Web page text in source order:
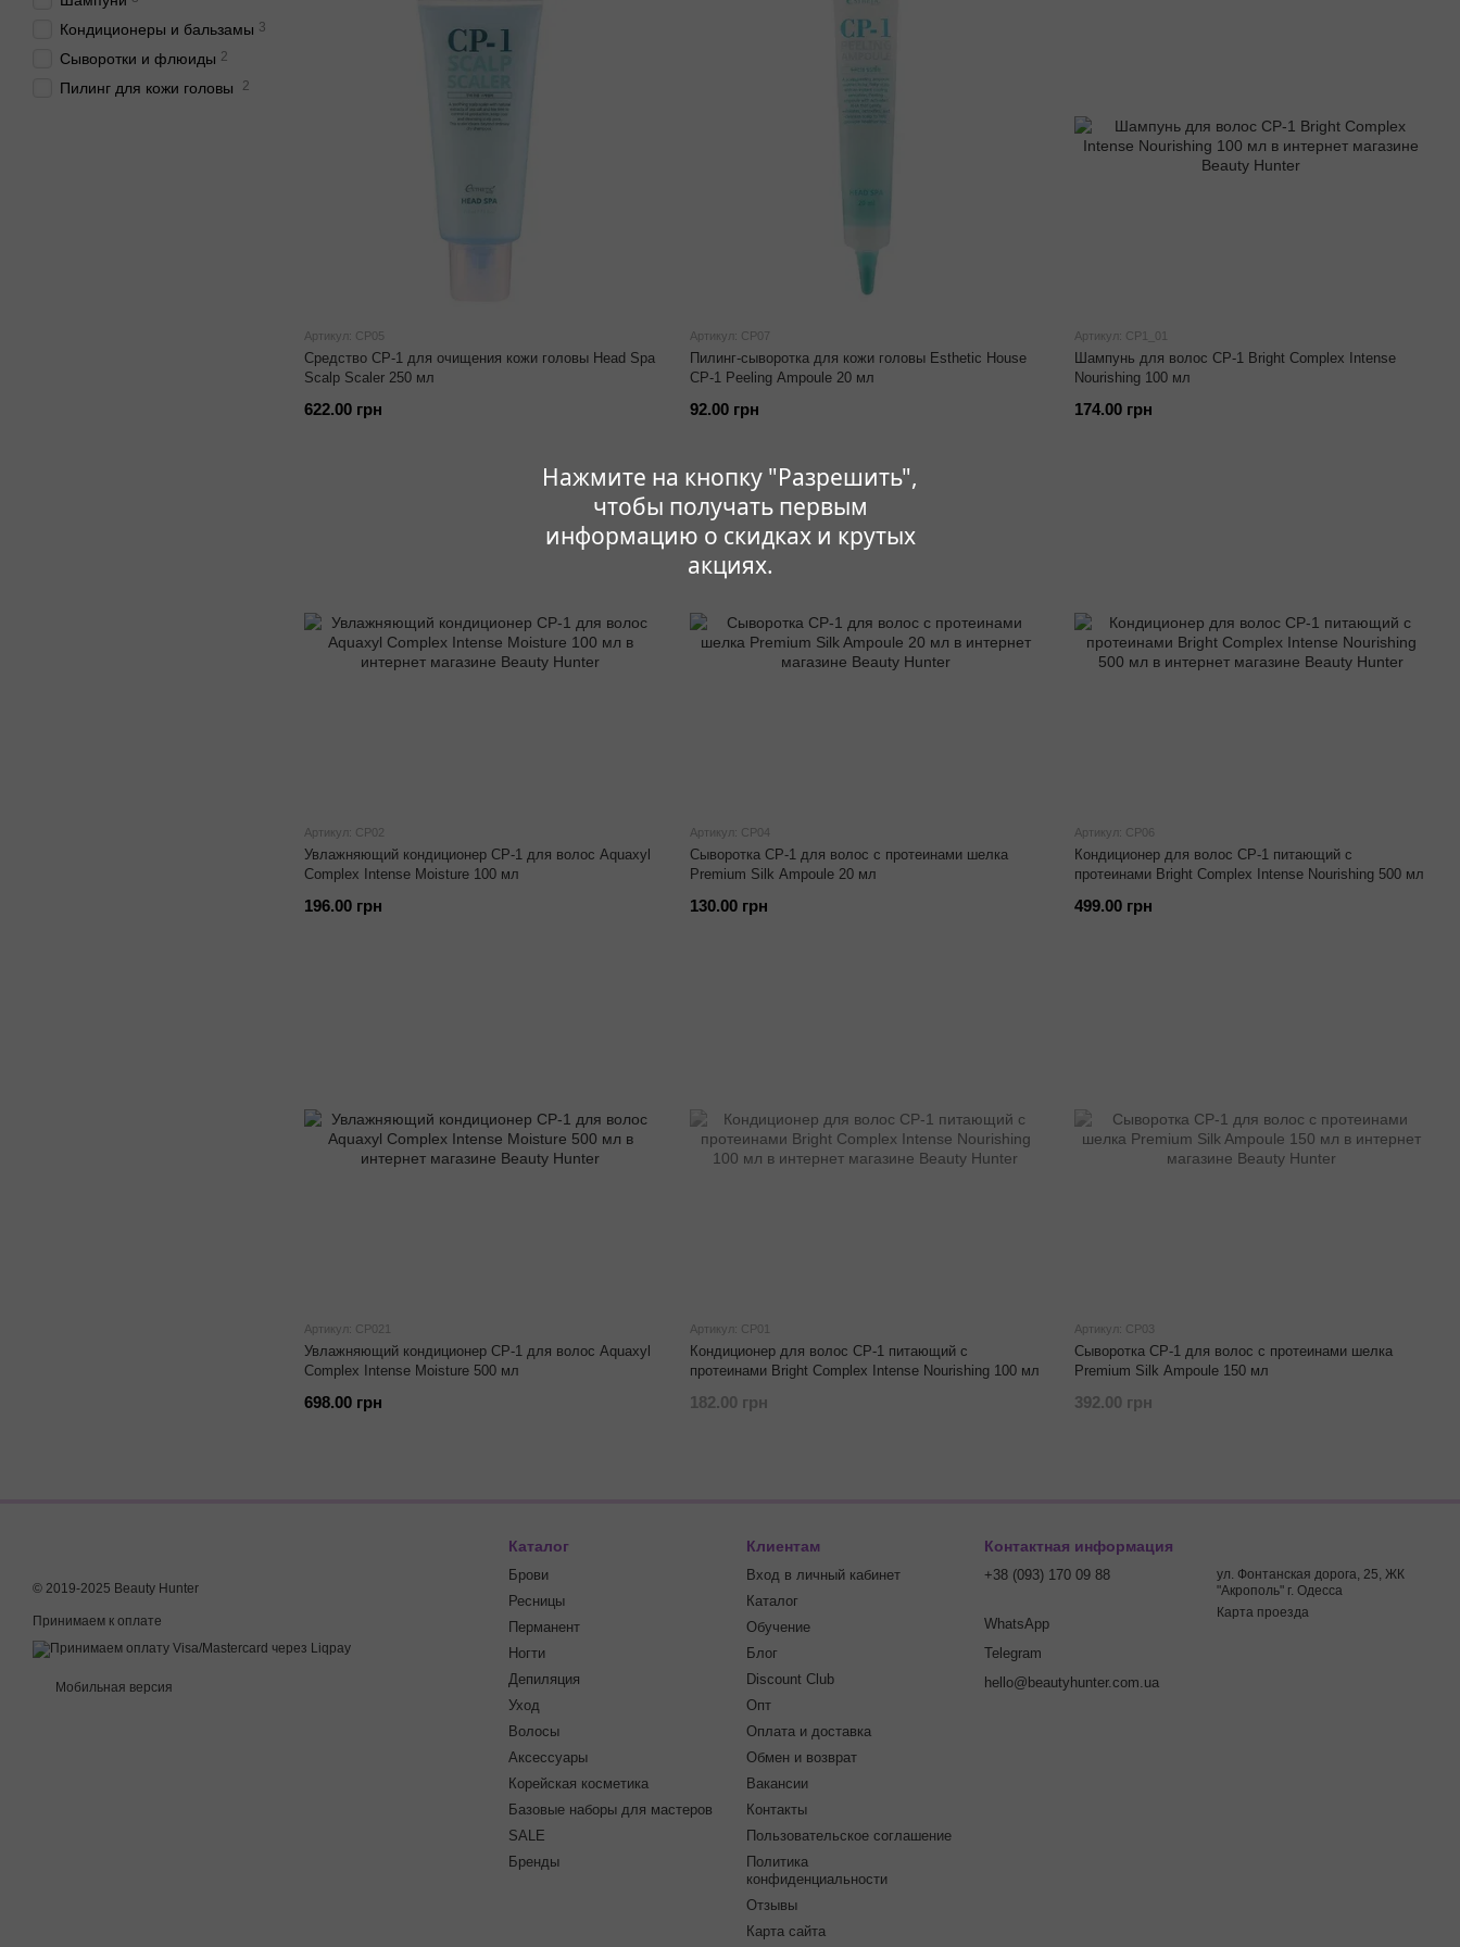
Нажмите на кнопку "Разрешить",
чтобы получать первым
информацию о скидках и крутых
акциях.
Артикул: CP05
Средство CP-1 для очищения кожи головы Head Spa
Scalp Scaler 250 мл
622.00 грн
Артикул: CP07
Пилинг-сыворотка для кожи головы Esthetic House
CP-1 Peeling Ampoule 20 мл
92.00 грн
Артикул: CP1_01
Шампунь для волос CP-1 Bright Complex Intense
Nourishing 100 мл
174.00 грн
Артикул: CP02
Увлажняющий кондиционер CP-1 для волос Aquaxyl
Complex Intense Moisture 100 мл
196.00 грн
Артикул: CP04
Сыворотка CP-1 для волос с протеинами шелка
Premium Silk Ampoule 20 мл
130.00 грн
Артикул: CP06
Кондиционер для волос CP-1 питающий с
протеинами Bright Complex Intense Nourishing 500 мл
499.00 грн
Артикул: CP021
Увлажняющий кондиционер CP-1 для волос Aquaxyl
Complex Intense Moisture 500 мл
698.00 грн
Артикул: CP01
Кондиционер для волос CP-1 питающий с
протеинами Bright Complex Intense Nourishing 100 мл
182.00 грн
Артикул: CP03
Сыворотка CP-1 для волос с протеинами шелка
Premium Silk Ampoule 150 мл
392.00 грн
Кондиционеры и бальзамы 3
Сыворотки и флюиды 2
Пилинг для кожи головы 2
© 2019-2025 Beauty Hunter
Принимаем к оплате
Мобильная версия
Каталог
Брови
Ресницы
Перманент
Ногти
Депиляция
Уход
Волосы
Аксессуары
Корейская косметика
Базовые наборы для мастеров
SALE
Бренды
Клиентам
Вход в личный кабинет
Каталог
Обучение
Блог
Discount Club
Опт
Оплата и доставка
Обмен и возврат
Вакансии
Контакты
Пользовательское соглашение
Политика
конфиденциальности
Отзывы
Карта сайта
Контактная информация
+38 (093) 170 09 88
WhatsApp
Telegram
hello@beautyhunter.com.ua
ул. Фонтанская дорога, 25, ЖК
"Акрополь" г. Одесса
Карта проезда